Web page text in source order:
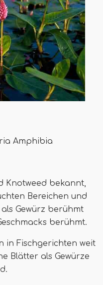
Amphibia
Knotweed bekannt,
Bereichen und
Gewürz berühmt
berühmt.
in Fischgerichten weit
Blätter als Gewürze